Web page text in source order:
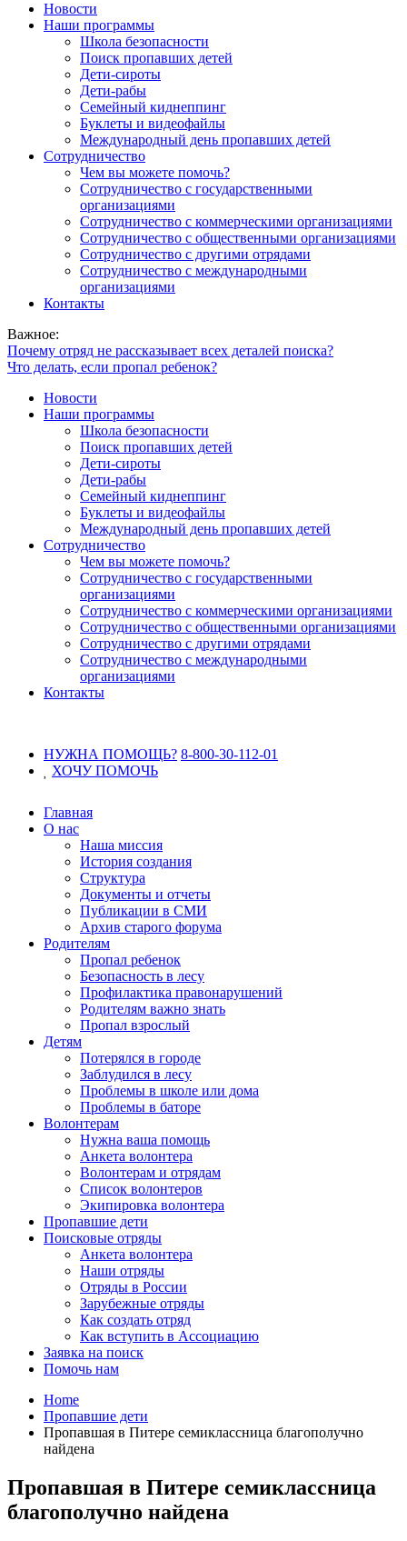
Новости
Наши программы
Школа безопасности
Поиск пропавших детей
Дети-сироты
Дети-рабы
Семейный киднеппинг
Буклеты и видеофайлы
Международный день пропавших детей
Сотрудничество
Чем вы можете помочь?
Сотрудничество с государственными
организациями
Сотрудничество с коммерческими организациями
Сотрудничество с общественными организациями
Сотрудничество с другими отрядами
Сотрудничество с международными
организациями
Контакты
Важное:
Почему отряд не рассказывает всех деталей поиска?
Что делать, если пропал ребенок?
Новости
Наши программы
Школа безопасности
Поиск пропавших детей
Дети-сироты
Дети-рабы
Семейный киднеппинг
Буклеты и видеофайлы
Международный день пропавших детей
Сотрудничество
Чем вы можете помочь?
Сотрудничество с государственными
организациями
Сотрудничество с коммерческими организациями
Сотрудничество с общественными организациями
Сотрудничество с другими отрядами
Сотрудничество с международными
организациями
Контакты
НУЖНА ПОМОЩЬ? 8-800-30-112-01
ХОЧУПОМОЧЬ
Главная
О нас
Наша миссия
История создания
Структура
Документы и отчеты
Публикации в СМИ
Архив старого форума
Родителям
Пропал ребенок
Безопасность в лесу
Профилактика правонарушений
Родителям важно знать
Пропал взрослый
Детям
Потерялся в городе
Заблудился в лесу
Проблемы в школе или дома
Проблемы в баторе
Волонтерам
Нужна ваша помощь
Анкета волонтера
Волонтерам и отрядам
Список волонтеров
Экипировка волонтера
Пропавшие дети
Поисковые отряды
Анкета волонтера
Наши отряды
Отряды в России
Зарубежные отряды
Как создать отряд
Как вступить в Ассоциацию
Заявка на поиск
Помочь нам
Home
Пропавшие дети
Пропавшая в Питере семиклассница благополучно
найдена
Пропавшая в Питере семиклассница
благополучно найдена